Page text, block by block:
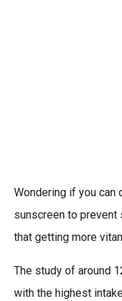
Wondering if you can
sunscreen to prevent
that getting more
The study of around
with the highest